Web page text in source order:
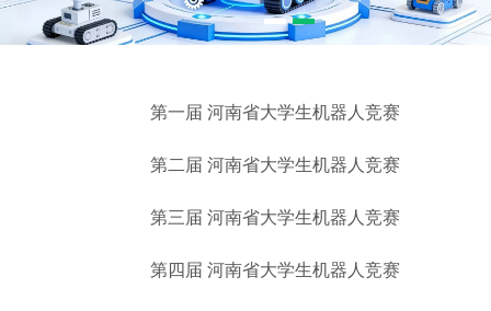
1 2
第一届 河南省大学生机器人竞赛
第二届 河南省大学生机器人竞赛
第三届 河南省大学生机器人竞赛
第四届 河南省大学生机器人竞赛